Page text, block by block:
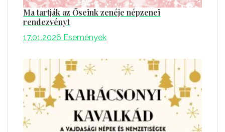
Ma tartják az Őseink zenéje népzenei
rendezvényt
17.01.2026 Események